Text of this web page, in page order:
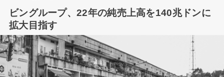
ビングループ、22年の純売上高を140兆ドンに
拡大目指す